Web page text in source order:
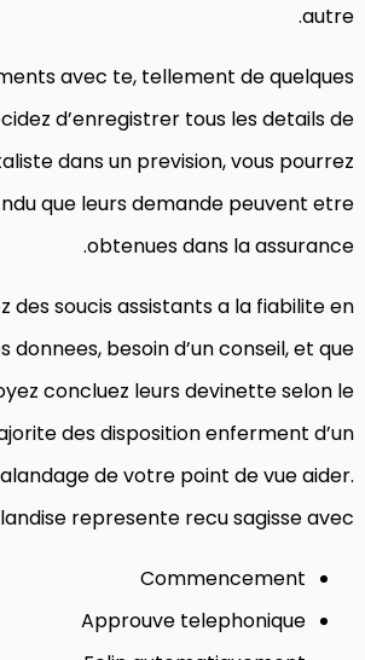
autre.
avec te, tellement de quelques
d’enregistrer tous les details de
dans un prevision, vous pourrez
que leurs demande peuvent etre
obtenues dans la assurance.
des soucis assistants a la fiabilite en
donnees, besoin d’un conseil, et que
concluez leurs devinette selon le
des disposition enferment d’un
de votre point de vue aider.
represente recu sagisse avec :
Commencement
Approuve telephonique